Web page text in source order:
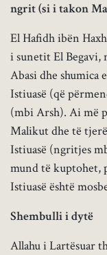
ngrit (si i takon
El Hafidh ibën
i sunetit El
Abasi dhe
Istiuasë (që
(mbi Arsh). Ai më
Malikut dhe të
Istiuasë (ngritjes
mund të kuptohet,
Istiuasë është
Shembulli i dytë
Allahu i Lartësuar